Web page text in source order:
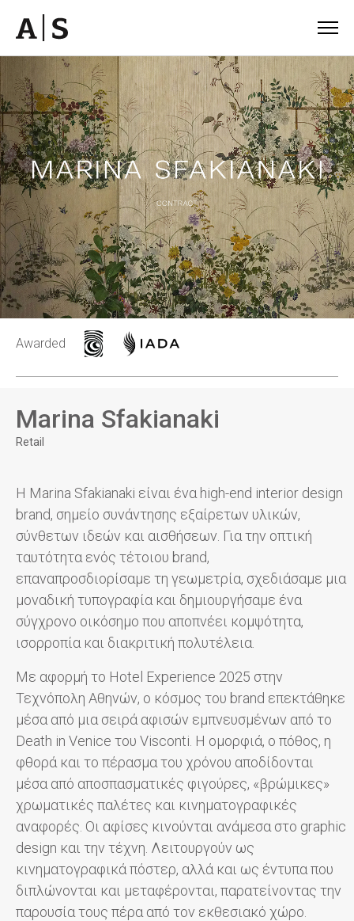
Awarded
Marina Sfakianaki
Retail
Η Marina Sfakianaki είναι ένα high-end interior design
brand, σημείο συνάντησης εξαίρετων υλικών,
σύνθετων ιδεών και αισθήσεων. Για την οπτική
ταυτότητα ενός τέτοιου brand,
επαναπροσδιορίσαμε τη γεωμετρία, σχεδιάσαμε μια
μοναδική τυπογραφία και δημιουργήσαμε ένα
σύγχρονο οικόσημο που αποπνέει κομψότητα,
ισορροπία και διακριτική πολυτέλεια.
Με αφορμή το Hotel Experience 2025 στην
Τεχνόπολη Αθηνών, ο κόσμος του brand επεκτάθηκε
μέσα από μια σειρά αφισών εμπνευσμένων από το
Death in Venice του Visconti. Η ομορφιά, ο πόθος, η
φθορά και το πέρασμα του χρόνου αποδίδονται
μέσα από αποσπασματικές φιγούρες, «βρώμικες»
χρωματικές παλέτες και κινηματογραφικές
αναφορές. Οι αφίσες κινούνται ανάμεσα στο graphic
design και την τέχνη. Λειτουργούν ως
κινηματογραφικά πόστερ, αλλά και ως έντυπα που
διπλώνονται και μεταφέρονται, παρατείνοντας την
παρουσία τους πέρα από τον εκθεσιακό χώρο.